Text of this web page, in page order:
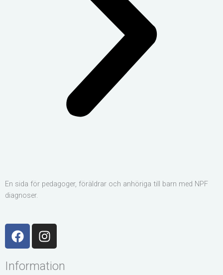
En sida för pedagoger, föräldrar och anhöriga till barn med NPF
diagnoser.
F
a
e
I
n
t
Information